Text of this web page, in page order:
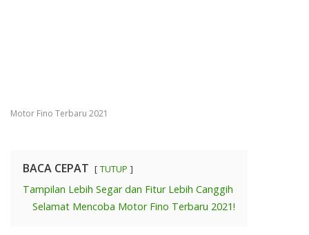
Motor Fino Terbaru 2021
BACA CEPAT TUTUP
Tampilan Lebih Segar dan Fitur Lebih Canggih
Selamat Mencoba Motor Fino Terbaru 2021!